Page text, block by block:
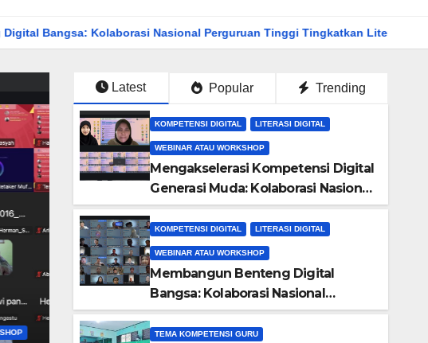
Nasional Perguruan Tinggi Tingkatkan Literasi dan Keamanan
INFORMASI UMUM KOMPETENSI DIGITAL
Latest Popular Trending
KOMPETENSI DIGITAL LITERASI DIGITAL
WEBINAR ATAU WORKSHOP
Mengakselerasi Kompetensi Digital
Generasi Muda: Kolaborasi Nasional
Perguruan Tinggi Dorong
Kreativitas, AI, dan Personal
Branding melalui PkM 2026
KOMPETENSI DIGITAL LITERASI DIGITAL
WEBINAR ATAU WORKSHOP
Membangun Benteng Digital
Bangsa: Kolaborasi Nasional
Perguruan Tinggi Tingkatkan
Literasi dan Keamanan Siber
TEMA KOMPETENSI GURU